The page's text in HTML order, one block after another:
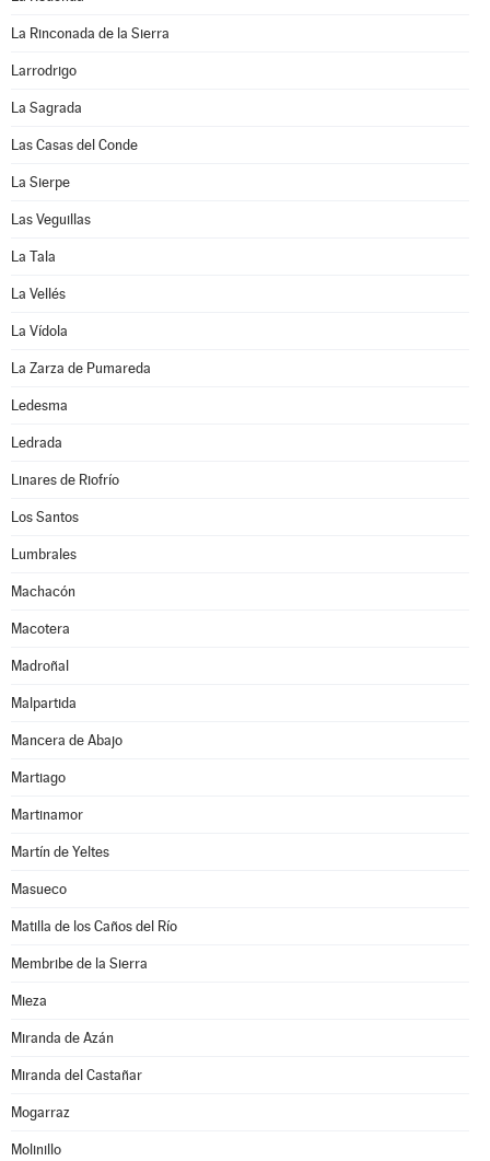
La Rinconada de la Sierra
Larrodrigo
La Sagrada
Las Casas del Conde
La Sierpe
Las Veguillas
La Tala
La Vellés
La Vídola
La Zarza de Pumareda
Ledesma
Ledrada
Linares de Riofrío
Los Santos
Lumbrales
Machacón
Macotera
Madroñal
Malpartida
Mancera de Abajo
Martiago
Martinamor
Martín de Yeltes
Masueco
Matilla de los Caños del Río
Membribe de la Sierra
Mieza
Miranda de Azán
Miranda del Castañar
Mogarraz
Molinillo